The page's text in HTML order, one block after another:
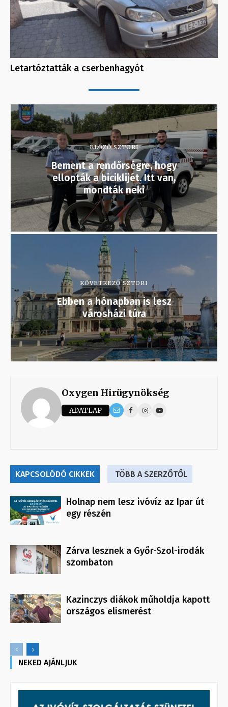
Letartóztatták a cserbenhagyót
ELŐZŐ SZTORI
Bement a rendőrségre, hogy
ellopták a biciklijét. Itt van,
mondták neki
KÖVETKEZŐ SZTORI
Ebben a hónapban is lesz
városházi túra
Oxygen Hirügynökség
ADATLAP
KAPCSOLÓDÓ CIKKEK TÖBB A SZERZŐTŐL
Holnap nem lesz ivóvíz az Ipar út
egy részén
Zárva lesznek a Győr-Szol-irodák
szombaton
Kazinczys diákok műholdja kapott
országos elismerést
NEKED AJÁNLJUK